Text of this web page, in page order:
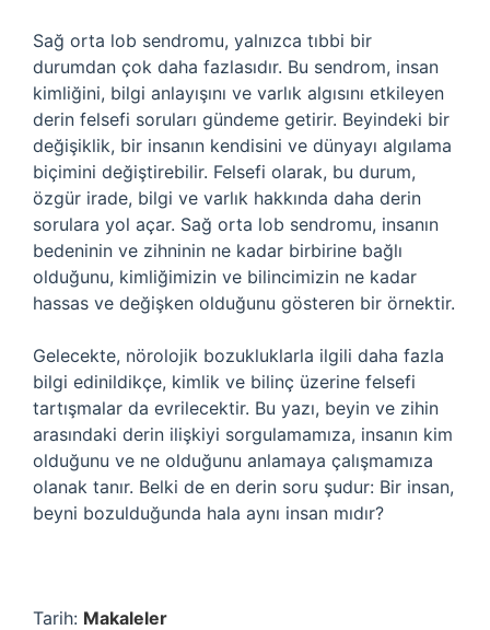
Sağ orta lob sendromu, yalnızca tıbbi bir
durumdan çok daha fazlasıdır. Bu sendrom, insan
kimliğini, bilgi anlayışını ve varlık algısını etkileyen
derin felsefi soruları gündeme getirir. Beyindeki bir
değişiklik, bir insanın kendisini ve dünyayı algılama
biçimini değiştirebilir. Felsefi olarak, bu durum,
özgür irade, bilgi ve varlık hakkında daha derin
sorulara yol açar. Sağ orta lob sendromu, insanın
bedeninin ve zihninin ne kadar birbirine bağlı
olduğunu, kimliğimizin ve bilincimizin ne kadar
hassas ve değişken olduğunu gösteren bir örnektir.
Gelecekte, nörolojik bozukluklarla ilgili daha fazla
bilgi edinildikçe, kimlik ve bilinç üzerine felsefi
tartışmalar da evrilecektir. Bu yazı, beyin ve zihin
arasındaki derin ilişkiyi sorgulamamıza, insanın kim
olduğunu ve ne olduğunu anlamaya çalışmamıza
olanak tanır. Belki de en derin soru şudur: Bir insan,
beyni bozulduğunda hala aynı insan mıdır?
Tarih: Makaleler